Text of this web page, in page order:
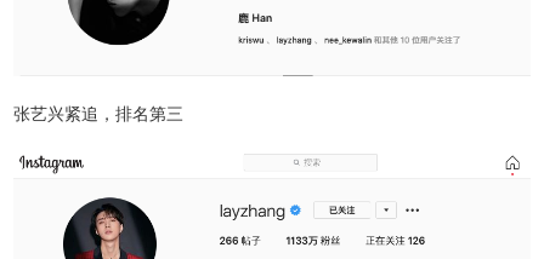
张艺兴紧追，排名第三